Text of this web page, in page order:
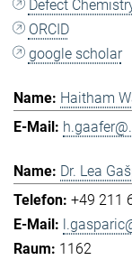
Defect
ORCID
google scholar
Haitham
Dr. Lea
+49 211
1162